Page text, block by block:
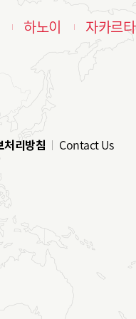
하노이 자카르타
처리방침 Contact Us